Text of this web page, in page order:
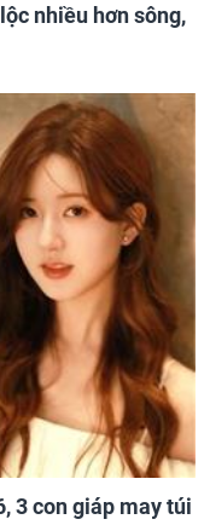
nhiều hơn sông,
3 con giáp may túi